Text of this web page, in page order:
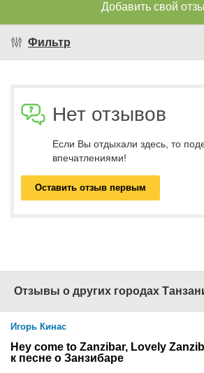
Добавить свой
Фильтр
Нет отзывов
Если Вы отдыхали здесь, то
впечатлениями!
Оставить отзыв первым
Отзывы о других городах
Игорь Кинас
Hey come to Zanzibar, Lovely
к песне о Занзибаре